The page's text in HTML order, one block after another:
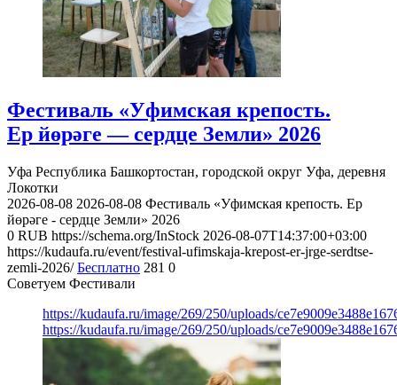
Фестиваль «Уфимская крепость.
Ер йөрәге — сердце Земли» 2026
Уфа Республика Башкортостан, городской округ Уфа, деревня
Локотки
2026-08-08 2026-08-08 Фестиваль «Уфимская крепость. Ер
йөрәге - сердце Земли» 2026
0 RUB https://schema.org/InStock 2026-08-07T14:37:00+03:00
https://kudaufa.ru/event/festival-ufimskaja-krepost-er-jrge-serdtse-
zemli-2026/ Бесплатно 281 0
Советуем Фестивали
https://kudaufa.ru/image/269/250/uploads/
https://kudaufa.ru/image/269/250/uploads/